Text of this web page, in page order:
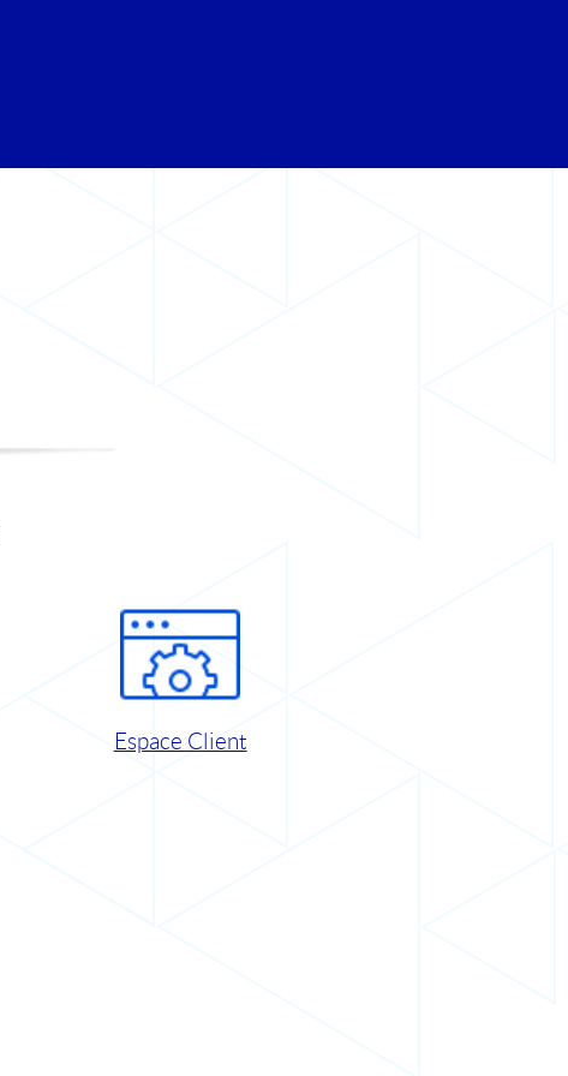
Espace Client